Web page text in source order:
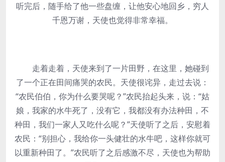
听完后，随手给了他一些盘缠，让他安心地回乡，穷人
千恩万谢，天使也觉得非常幸福。
走着走着，天使来到了一片田野，在这里，她碰到
了一个正在田间痛哭的农民。天使很诧异，走过去说：
“农民伯伯，你为什么要哭呢？”农民抬起头来，说：“姑
娘，我家的水牛死了，没有它，我都没有办法种田，不
种田，我们一家人又吃什么呢？”天使听了之后，安慰着
农民：“别担心，我给你一头健壮的水牛吧，这样你就可
以重新种田了。”农民听了之后感激不尽，天使也为帮助